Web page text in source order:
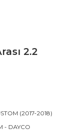
2.2
(2017-2018)
- DAYCO